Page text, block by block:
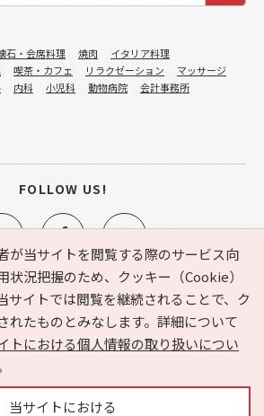
が当サイトを閲覧する際のサービス向
状況把握のため、クッキー（Cookie）
サイトでは閲覧を継続されることで、ク
れたものとみなします。詳細について
トにおける個人情報の取り扱いについ
当サイトにおける
タ）とは？ お気に入り
ヘルプ
報の取り扱いについて
運営会社
広告掲載に関するお問い合わせ
石・会席料理 焼肉
イタリア料理
喫茶・カフェ リラクゼーション
マッサージ
内科 小児科 動物病院
会計事務所
FOLLOW US!